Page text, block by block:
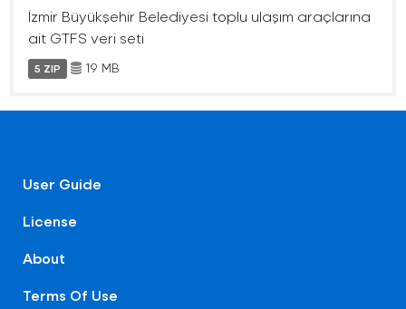
İzmir Büyükşehir Belediyesi toplu ulaşım araçlarına
ait GTFS veri seti
5 ZIP 19 MB
User Guide
License
About
Terms Of Use